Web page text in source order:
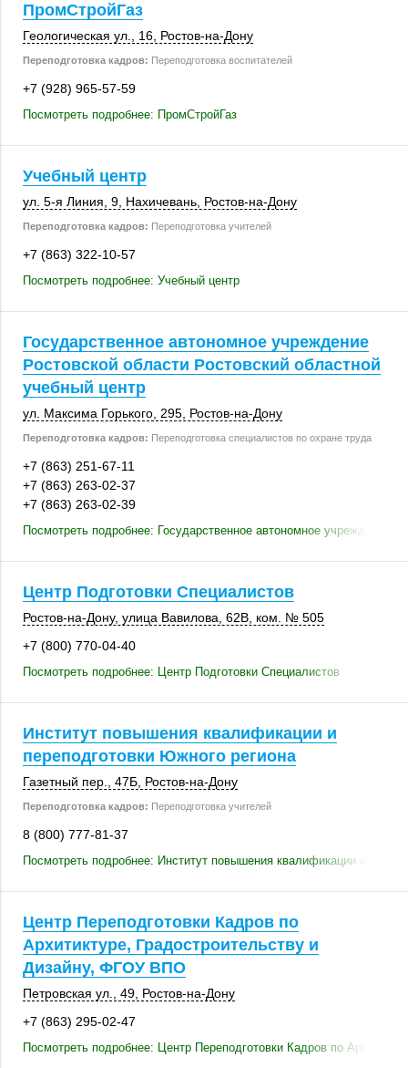
ПромСтройГаз
Геологическая ул., 16, Ростов-на-Дону
Переподготовка кадров: Переподготовка воспитателей
+7 (928) 965-57-59
Посмотреть подробнее: ПромСтройГаз
Учебный центр
ул. 5-я Линия, 9 Нахичевань Ростов-на-Дону
Переподготовка кадров: Переподготовка учителей
+7 (863) 322-10-57
Посмотреть подробнее: Учебный центр
Государственное автономное учреждение
Ростовской области Ростовский областной
учебный центр
ул. Максима Горького, 295 Ростов-на-Дону
Переподготовка кадров: Переподготовка специалистов по охране труда
+7 (863) 251-67-11
+7 (863) 263-02-37
+7 (863) 263-02-39
Посмотреть подробнее: Государственное автономное учреждение
Центр Подготовки Специалистов
Ростов-на-Дону, улица Вавилова 62В ком. № 505
+7 (800) 770-04-40
Посмотреть подробнее: Центр Подготовки Специалистов
Институт повышения квалификации и
переподготовки Южного региона
Газетный пер. 47Б Ростов-на-Дону
Переподготовка кадров: Переподготовка учителей
8 (800) 777-81-37
Посмотреть подробнее: Институт повышения квалификации и
Центр Переподготовки Кадров по
Архитиктуре, Градостроительству и
Дизайну, ФГОУ ВПО
Петровская ул., 49 Ростов-на-Дону
+7 (863) 295-02-47
Посмотреть подробнее: Центр Переподготовки Кадров по